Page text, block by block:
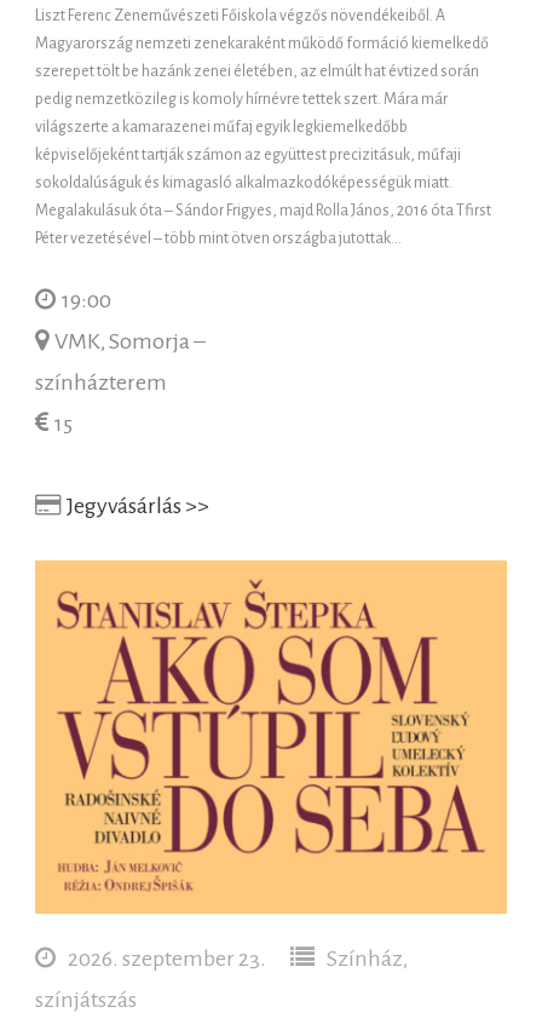
Liszt Ferenc Zeneművészeti Főiskola végzős növendékeiből. A
Magyarország nemzeti zenekaraként működő formáció kiemelkedő
szerepet tölt be hazánk zenei életében, az elmúlt hat évtized során
pedig nemzetközileg is komoly hírnévre tettek szert. Mára már
világszerte a kamarazenei műfaj egyik legkiemelkedőbb
képviselőjeként tartják számon az együttest precizitásuk, műfaji
sokoldalúságuk és kimagasló alkalmazkodóképességük miatt.
Megalakulásuk óta – Sándor Frigyes, majd Rolla János, 2016 óta Tfirst
Péter vezetésével – több mint ötven országba jutottak...
19:00
VMK, Somorja –
színházterem
15
Jegyvásárlás >>
2026. szeptember 23.
Színház,
színjátszás